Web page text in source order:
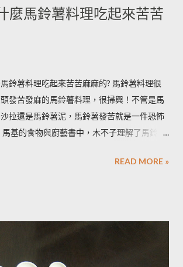
麼馬鈴薯料理吃起來苦苦
馬鈴薯料理吃起來苦苦麻麻的? 馬鈴薯料理很
發苦發麻的馬鈴薯料理，很掃興！不管是馬
拉還是馬鈴薯泥，馬鈴薯發苦就是一件恐怖
基的食物與廚藝書中，木不子理解了馬鈴薯
苦味正常嗎？ 正常。馬鈴薯以含有大量茄
量增加，苦味也會變得明顯。由於光線同時
此外在壓力環境下生長與光線曝曬環境，都可
READ MORE »